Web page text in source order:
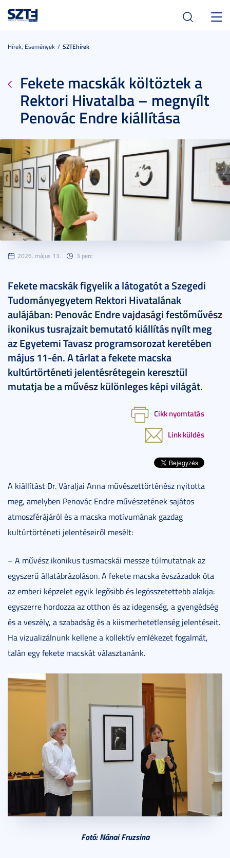
Hírek, Események SZTEhírek
Fekete macskák költöztek a
Rektori Hivatalba – megnyílt
Penovác Endre kiállítása
2026. május 13. 3 perc
Fekete macskák figyelik a látogatót a Szegedi
Tudományegyetem Rektori Hivatalának
aulájában: Penovác Endre vajdasági festőművész
ikonikus tusrajzait bemutató kiállítás nyílt meg
az Egyetemi Tavasz programsorozat keretében
május 11-én. A tárlat a fekete macska
kultúrtörténeti jelentésrétegein keresztül
mutatja be a művész különleges képi világát.
Cikk nyomtatás
Link küldés
A kiállítást Dr. Váraljai Anna művészettörténész nyitotta
meg, amelyben Penovác Endre művészetének sajátos
atmoszférájáról és a macska motívumának gazdag
kultúrtörténeti jelentéseiről mesélt:
– A művész ikonikus tusmacskái messze túlmutatnak az
egyszerű állatábrázoláson. A fekete macska évszázadok óta
az emberi képzelet egyik legősibb és legösszetettebb alakja:
egyszerre hordozza az otthon és az idegenség, a gyengédség
és a veszély, a szabadság és a kiismerhetetlenség jelentéseit.
Ha vizualizálnunk kellene a kollektív emlékezet fogalmát,
talán egy fekete macskát választanánk.
Fotó: Nánai Fruzsina